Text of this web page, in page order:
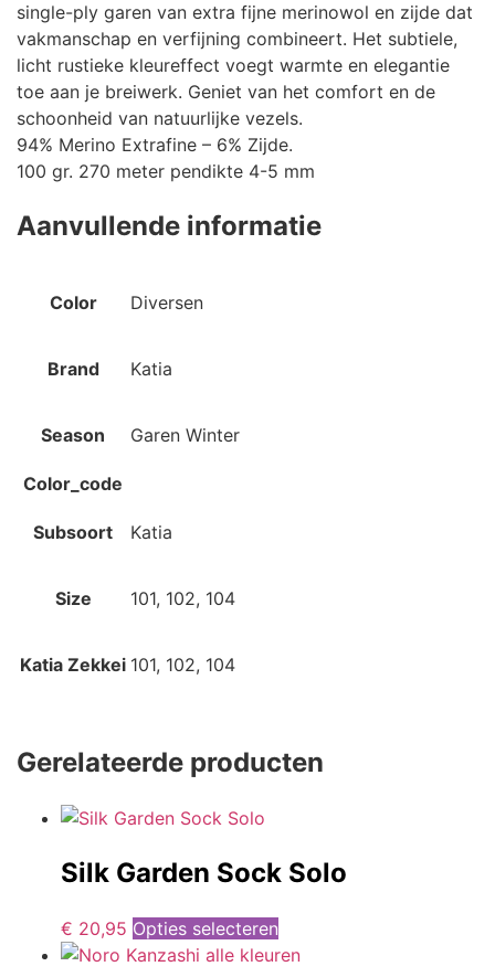
single-ply garen van extra fijne merinowol en zijde dat
vakmanschap en verfijning combineert. Het subtiele,
licht rustieke kleureffect voegt warmte en elegantie
toe aan je breiwerk. Geniet van het comfort en de
schoonheid van natuurlijke vezels.
94% Merino Extrafine – 6% Zijde.
100 gr. 270 meter pendikte 4-5 mm
Aanvullende informatie
Color Diversen
Brand Katia
Season Garen Winter
Color_code
Subsoort Katia
Size 101, 102, 104
Katia Zekkei 101, 102, 104
Gerelateerde producten
Silk Garden Sock Solo
€ 20,95 Opties selecteren